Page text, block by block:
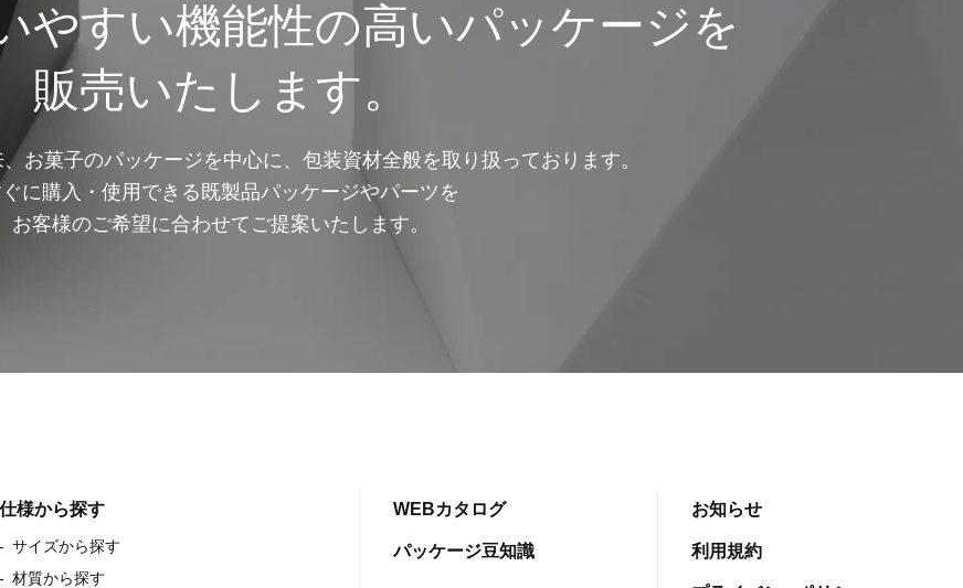
やすい機能性の高いパッケージを
販売いたします。
お菓子のパッケージを中心に、包装資材全般を取り扱っております。
に購入・使用できる既製品パッケージやパーツを
お客様のご希望に合わせてご提案いたします。
仕様から探す
サイズから探す
材質から探す
WEBカタログ
パッケージ豆知識
お知らせ
利用規約